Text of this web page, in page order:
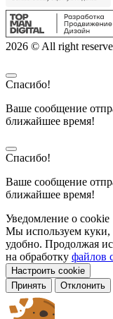
2026 © All right
Спасибо!
Ваше сообщение
ближайшее время!
Спасибо!
Ваше сообщение
ближайшее время!
Уведомление о cookie
Мы используем куки,
удобно. Продолжая
на обработку файлов
Настроить cookie
Принять
Отклонить